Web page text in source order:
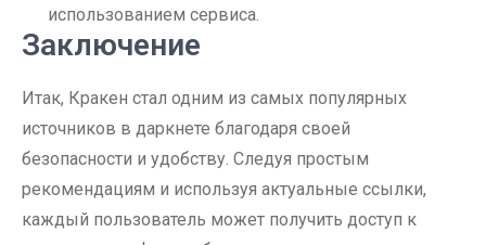
использованием сервиса.
Заключение
Итак, Кракен стал одним из самых популярных
источников в даркнете благодаря своей
безопасности и удобству. Следуя простым
рекомендациям и используя актуальные ссылки,
каждый пользователь может получить доступ к